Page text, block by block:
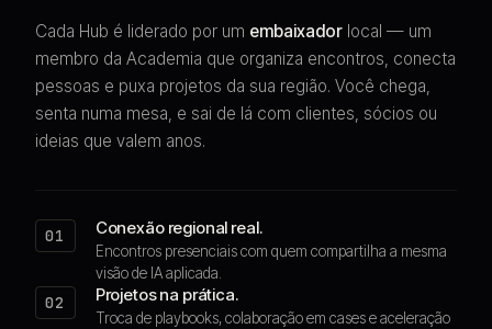
Cada Hub é liderado por um embaixador local — um
membro da Academia que organiza encontros, conecta
pessoas e puxa projetos da sua região. Você chega,
senta numa mesa, e sai de lá com clientes, sócios ou
ideias que valem anos.
01 Conexão regional real.
Encontros presenciais com quem compartilha a mesma
visão de IA aplicada.
02 Projetos na prática.
Troca de playbooks, colaboração em cases e aceleração